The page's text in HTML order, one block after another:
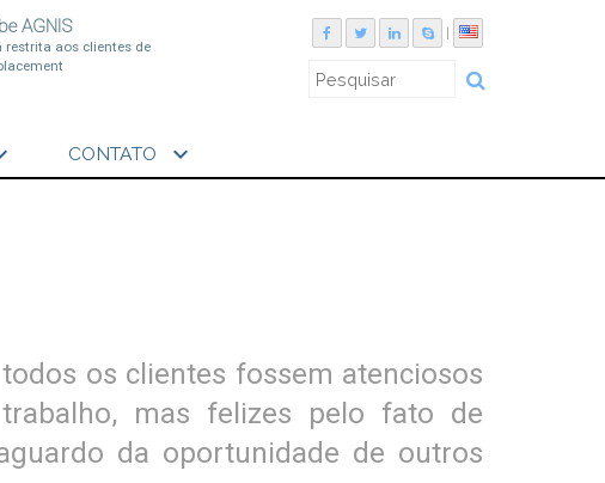
AGNIS
restrita aos clientes de
CONTATO expand_more
os clientes fossem atenciosos
mas felizes pelo fato de
da oportunidade de outros